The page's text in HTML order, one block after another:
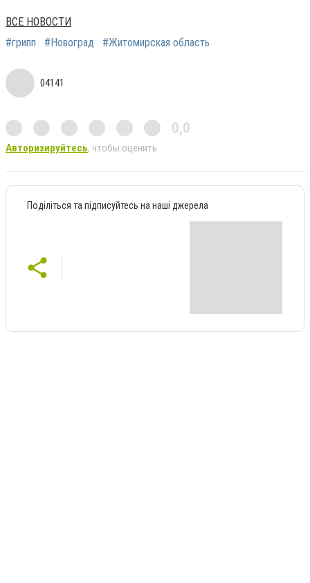
ВСЕ НОВОСТИ
#грипп
#Новоград #Житомирская область
04141
0,0
Авторизируйтесь, чтобы оценить
Поділіться та підписуйтесь на наші джерела